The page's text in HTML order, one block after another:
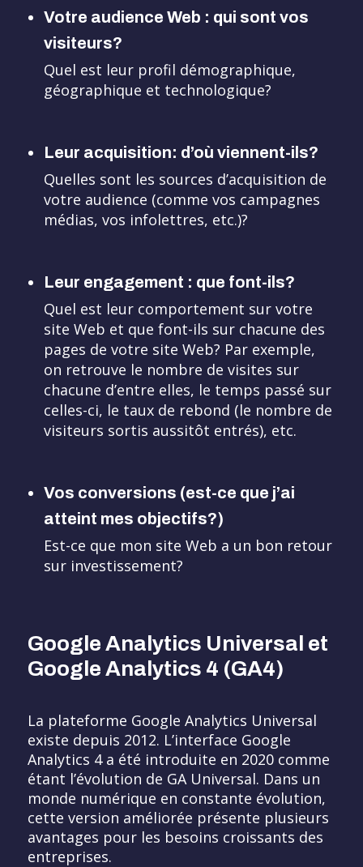
Votre audience Web : qui sont vos
visiteurs?
Quel est leur profil démographique,
géographique et technologique?
Leur acquisition: d’où viennent-ils?
Quelles sont les sources d’acquisition de
votre audience (comme vos campagnes
médias, vos infolettres, etc.)?
Leur engagement : que font-ils?
Quel est leur comportement sur votre
site Web et que font-ils sur chacune des
pages de votre site Web? Par exemple,
on retrouve le nombre de visites sur
chacune d’entre elles, le temps passé sur
celles-ci, le taux de rebond (le nombre de
visiteurs sortis aussitôt entrés), etc.
Vos conversions (est-ce que j’ai
atteint mes objectifs?)
Est-ce que mon site Web a un bon retour
sur investissement?
Google Analytics Universal et
Google Analytics 4 (GA4)
La plateforme Google Analytics Universal
existe depuis 2012. L’interface Google
Analytics 4 a été introduite en 2020 comme
étant l’évolution de GA Universal. Dans un
monde numérique en constante évolution,
cette version améliorée présente plusieurs
avantages pour les besoins croissants des
entreprises.